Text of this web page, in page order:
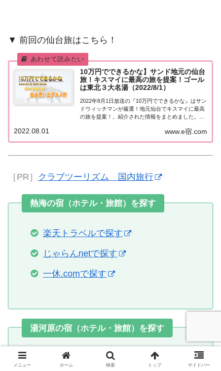
▼ 前回の仙台旅はこちら！
10万円でできるかな】サンド地元の仙台
旅！キスマイに最高の旅を提案！ゴール
は東北３大名湯（2022/8/1）
2022年8月1日放送の『10万円でできるかな』はサン
ドウィッチマンが厳選！地元仙台でキスマイに最高
の旅を提案！。紹介された情報をまとめました。詳
に最高の旅を提案！サンドウィッチマン熱望の企画
がついに実現！「サンド地元の仙台旅」！宮城...
www.e宿.com
2022.08.01
［PR］ クラブツーリズム 国内旅行
熱海の宿（ホテル・旅館）を探す
楽天トラベルで探す
じゃらんnetで探す
一休.comで探す
湯河原の宿（ホテル・旅館）を探す
楽天トラベルで探す
メニュー ホーム 検索 トップ サイドバー